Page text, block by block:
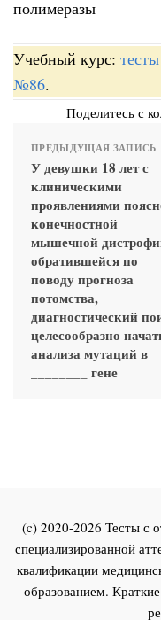
полимеразы
Учебный курс:
№86.
Поделитесь с
ПРЕДЫДУЩАЯ ЗАПИСЬ
У девушки 18 лет с
клиническими
проявлениями
конечностной
мышечной
обратившейся по
поводу прогноза
потомства,
диагностический
целесообразно
анализа мутаций в
________ гене
(c) 2020-2026 Тесты с
специализированной
квалификации
образованием.